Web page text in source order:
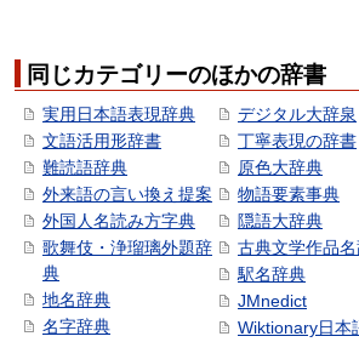
同じカテゴリーのほかの辞書
実用日本語表現辞典
文語活用形辞書
難読語辞典
外来語の言い換え提案
外国人名読み方字典
歌舞伎・浄瑠璃外題辞
典
地名辞典
名字辞典
デジタル大辞泉
丁寧表現の辞書
原色大辞典
物語要素事典
隠語大辞典
古典文学作品
駅名辞典
JMnedict
Wiktionary日本